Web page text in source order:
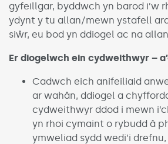
gyfeillgar, byddwch yn barod i’w
ydynt y tu allan/mewn ystafell
siŵr, eu bod yn ddiogel ac na
Er diogelwch ein cydweithwyr –
Cadwch eich anifeiliaid
ar wahân, ddiogel a
cydweithwyr ddod i mewn
yn rhoi cymaint o rybudd â
ymweliad sydd wedi’i